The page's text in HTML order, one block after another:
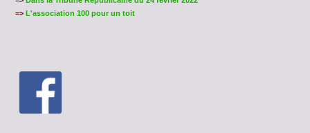
=> L'association 100 pour un toit